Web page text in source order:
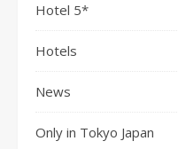
Hotel 5*
Hotels
News
Only in Tokyo Japan